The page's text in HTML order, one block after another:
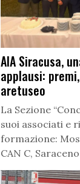
AIA Siracusa,
applausi:
aretuseo
La Sezione
suoi associati e
formazione:
CAN C,